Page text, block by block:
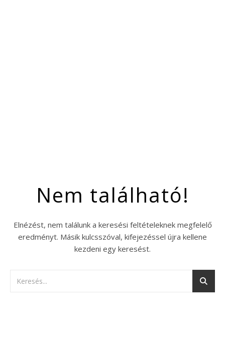
Nem található!
Elnézést, nem találunk a keresési feltételeknek megfelelő
eredményt. Másik kulcsszóval, kifejezéssel újra kellene
kezdeni egy keresést.